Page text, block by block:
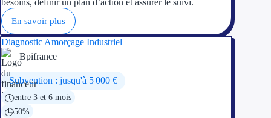
besoins, définir un plan d’action et assurer le suivi.
En savoir plus
Diagnostic Amorçage Industriel
Bpifrance
Subvention : jusqu'à 5 000 €
entre 3 et 6 mois
50%